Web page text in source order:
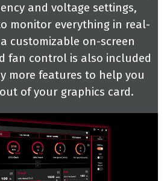
and voltage settings,
monitor everything in real-
customizable on-screen
fan control is also included
more features to help you
of your graphics card.